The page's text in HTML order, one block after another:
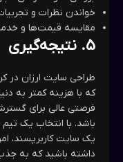
خواندن نظرات و
مقایسه قیمت‌ها و
5. نتیجه‌گیری
طراحی سایت ارزان در
که با هزینه کمتر به
فرصتی عالی برای
باشد. با انتخاب یک
یک سایت کاربرپسند،
داشته باشید که به